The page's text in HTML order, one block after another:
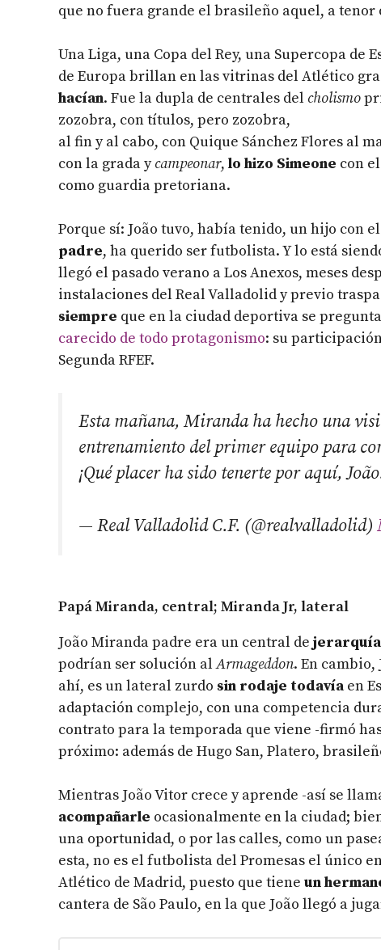
que no fuera grande el brasileño aquel, a
Una Liga, una Copa del Rey, una Supercopa de
de Europa brillan en las vitrinas del Atlético
hacían. Fue la dupla de centrales del cholismo
zozobra, con títulos, pero zozobra,
al fin y al cabo, con Quique Sánchez Flores al
con la grada ycampeonar, lo hizo Simeone con
como guardia pretoriana.
Porque sí: João tuvo, había tenido, un hijo con
padre, ha querido ser futbolista. Y lo está
llegó el pasado verano a Los Anexos, meses
instalaciones del Real Valladolid y previo
siempre que en la ciudad deportiva se
carecido de todo protagonismo: su
Segunda RFEF.
Esta mañana, Miranda ha hecho una
entrenamiento del primer equipo para
¡Qué placer ha sido tenerte por aquí,
— Real Valladolid C.F. (@realvalladolid)
Papá Miranda, central; Miranda Jr, lateral
João Miranda padre era un central de
podrían ser solución alArmageddon. En
ahí, es un lateral zurdo sin rodaje todavía en
adaptación complejo, con una competencia
contrato para la temporada que viene -firmó
próximo: además de Hugo San, Platero,
Mientras João Vitor crece y aprende -así se
acompañarle ocasionalmente en la ciudad;
una oportunidad, o por las calles, como un
esta, no es el futbolista del Promesas el único
Atlético de Madrid, puesto que tiene un
cantera de São Paulo, en la que João llegó a